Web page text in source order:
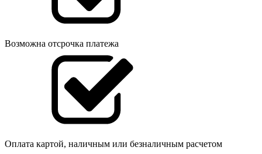
Возможна отсрочка платежа
Оплата картой, наличным или безналичным расчетом